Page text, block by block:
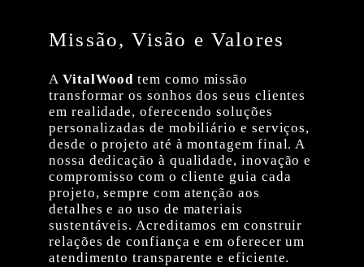
Missão, Visão e Valores
A VitalWood tem como missão
transformar os sonhos dos seus clientes
em realidade, oferecendo soluções
personalizadas de mobiliário e serviços,
desde o projeto até à montagem final. A
nossa dedicação à qualidade, inovação e
compromisso com o cliente guia cada
projeto, sempre com atenção aos
detalhes e ao uso de materiais
sustentáveis. Acreditamos em construir
relações de confiança e em oferecer um
atendimento transparente e eficiente.